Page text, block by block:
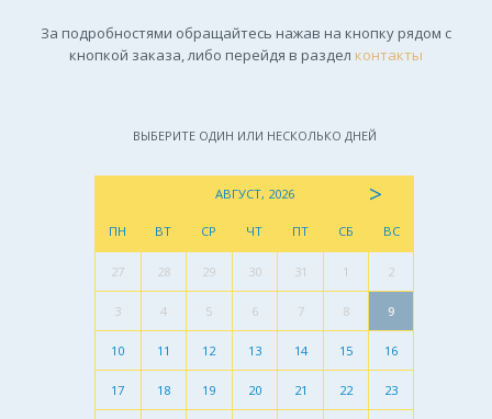
За подробностями обращайтесь нажав на кнопку рядом с
кнопкой заказа, либо перейдя в раздел контакты
ВЫБЕРИТЕ ОДИН ИЛИ НЕСКОЛЬКО ДНЕЙ
АВГУСТ, 2026 >
ПН ВТ СР ЧТ ПТ СБ ВС
27 28 29 30 31 1 2
3 4 5 6 7 8 9
10 11 12 13 14 15 16
17 18 19 20 21 22 23